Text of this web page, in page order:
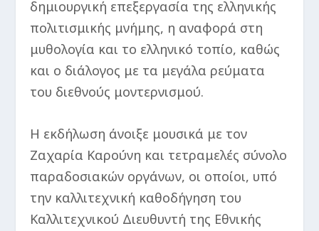
δημιουργική επεξεργασία της ελληνικής
πολιτισμικής μνήμης, η αναφορά στη
μυθολογία και το ελληνικό τοπίο, καθώς
και ο διάλογος με τα μεγάλα ρεύματα
του διεθνούς μοντερνισμού.
Η εκδήλωση άνοιξε μουσικά με τον
Ζαχαρία Καρούνη και τετραμελές σύνολο
παραδοσιακών οργάνων, οι οποίοι, υπό
την καλλιτεχνική καθοδήγηση του
Καλλιτεχνικού Διευθυντή της Εθνικής